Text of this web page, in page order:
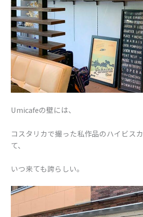
Umicafeの壁には、
コスタリカで撮った私作品のハイビス
て、
いつ来ても誇らしい。